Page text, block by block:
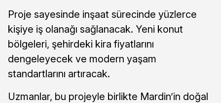
Proje sayesinde inşaat sürecinde yüzlerce
kişiye iş olanağı sağlanacak. Yeni konut
bölgeleri, şehirdeki kira fiyatlarını
dengeleyecek ve modern yaşam
standartlarını artıracak.
Uzmanlar, bu projeyle birlikte Mardin’in doğal